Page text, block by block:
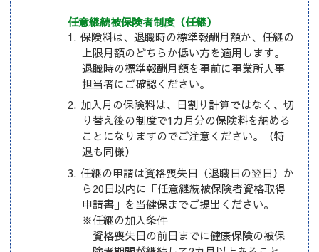
任意継続被保険者制度（任継）
保険料は、退職時の標準報酬月額か、任継の
上限月額のどちらか低い方を適用します。
退職時の標準報酬月額を事前に事業所人事
担当者にご確認ください。
加入月の保険料は、日割り計算ではなく、切
り替え後の制度で1カ月分の保険料を納める
ことになりますのでご注意ください。（特
退も同様）
任継の申請は資格喪失日（退職日の翌日）か
ら20日以内に「任意継続被保険者資格取得
申請書」を当健保までご提出ください。
※任継の加入条件
資格喪失日の前日までに健康保険の被保